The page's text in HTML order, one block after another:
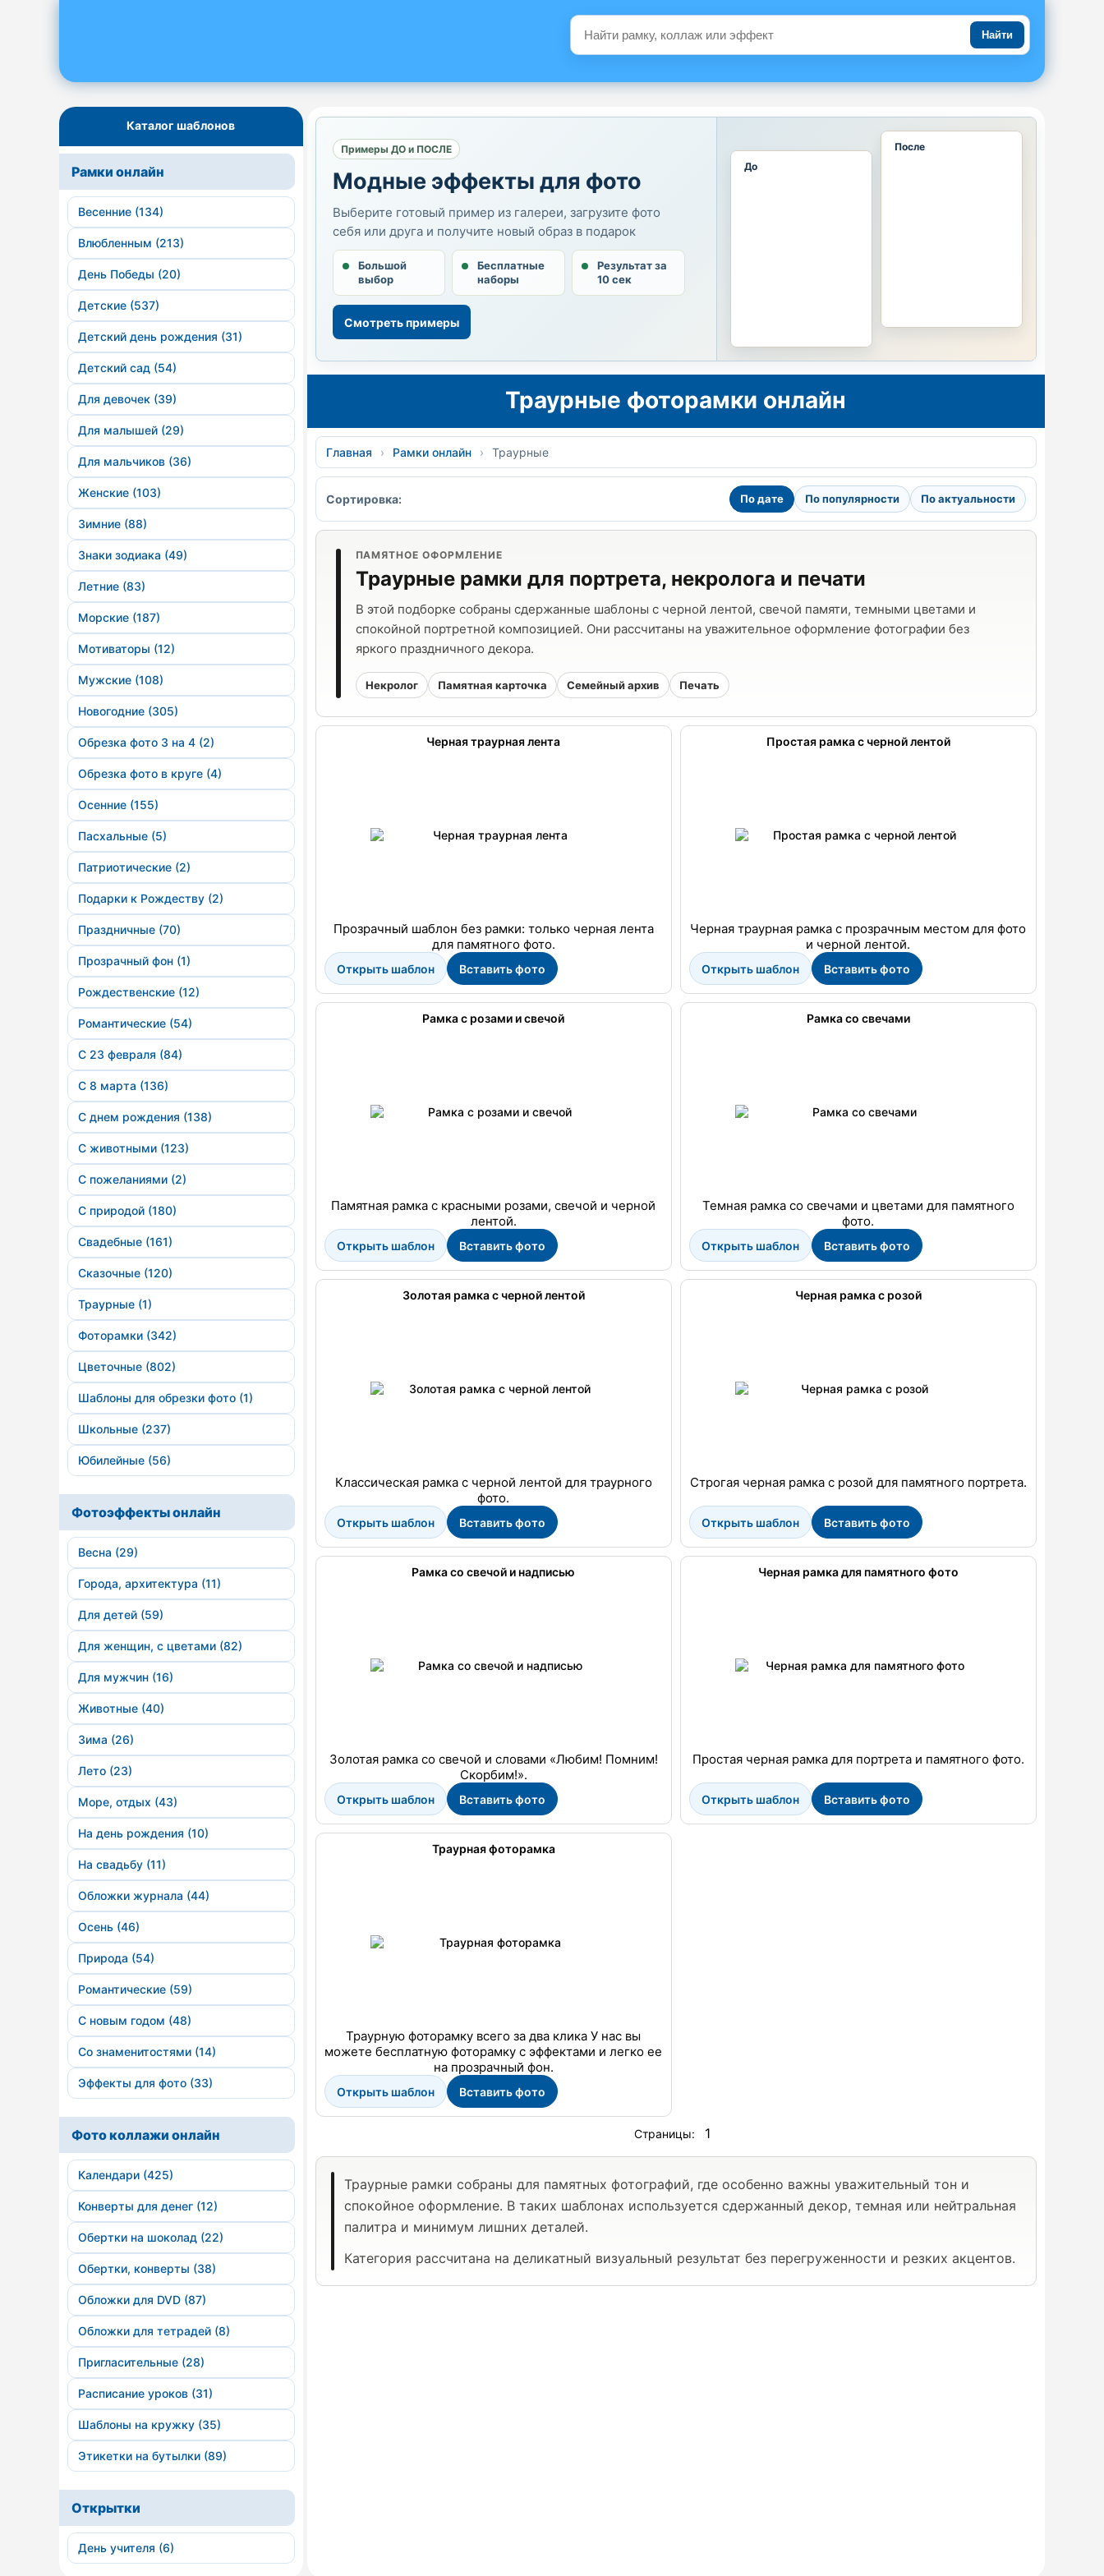
Найти
Каталог шаблонов
Рамки онлайн
Весенние (134)
Влюбленным (213)
День Победы (20)
Детские (537)
Детский день рождения (31)
Детский сад (54)
Для девочек (39)
Для малышей (29)
Для мальчиков (36)
Женские (103)
Зимние (88)
Знаки зодиака (49)
Летние (83)
Морские (187)
Мотиваторы (12)
Мужские (108)
Новогодние (305)
Обрезка фото 3 на 4 (2)
Обрезка фото в круге (4)
Осенние (155)
Пасхальные (5)
Патриотические (2)
Подарки к Рождеству (2)
Праздничные (70)
Прозрачный фон (1)
Рождественские (12)
Романтические (54)
С 23 февраля (84)
С 8 марта (136)
С днем рождения (138)
С животными (123)
С пожеланиями (2)
С природой (180)
Свадебные (161)
Сказочные (120)
Траурные (1)
Фоторамки (342)
Цветочные (802)
Шаблоны для обрезки фото (1)
Школьные (237)
Юбилейные (56)
Фотоэффекты онлайн
Весна (29)
Города, архитектура (11)
Для детей (59)
Для женщин, с цветами (82)
Для мужчин (16)
Животные (40)
Зима (26)
Лето (23)
Море, отдых (43)
На день рождения (10)
На свадьбу (11)
Обложки журнала (44)
Осень (46)
Природа (54)
Романтические (59)
С новым годом (48)
Со знаменитостями (14)
Эффекты для фото (33)
Фото коллажи онлайн
Календари (425)
Конверты для денег (12)
Обертки на шоколад (22)
Обертки, конверты (38)
Обложки для DVD (87)
Обложки для тетрадей (8)
Пригласительные (28)
Расписание уроков (31)
Шаблоны на кружку (35)
Этикетки на бутылки (89)
Открытки
День учителя (6)
Примеры ДО и ПОСЛЕ
Модные эффекты для фото
Выберите готовый пример из галереи, загрузите фото
себя или друга и получите новый образ в подарок
Большой
выбор
Бесплатные
наборы
Результат за
10 сек
Смотреть примеры
До
После
Траурные фоторамки онлайн
Главная › Рамки онлайн › Траурные
Сортировка: По дате По популярности По актуальности
ПАМЯТНОЕ ОФОРМЛЕНИЕ
Траурные рамки для портрета, некролога и печати
В этой подборке собраны сдержанные шаблоны с черной лентой, свечой памяти, темными цветами и
спокойной портретной композицией. Они рассчитаны на уважительное оформление фотографии без
яркого праздничного декора.
Некролог Памятная карточка Семейный архив Печать
Черная траурная лента
Прозрачный шаблон без рамки: только черная лента
для памятного фото.
Открыть шаблон Вставить фото
Простая рамка с черной лентой
Черная траурная рамка с прозрачным местом для фото
и черной лентой.
Открыть шаблон Вставить фото
Рамка с розами и свечой
Памятная рамка с красными розами, свечой и черной
лентой.
Открыть шаблон Вставить фото
Рамка со свечами
Темная рамка со свечами и цветами для памятного
фото.
Открыть шаблон Вставить фото
Золотая рамка с черной лентой
Классическая рамка с черной лентой для траурного
фото.
Открыть шаблон Вставить фото
Черная рамка с розой
Строгая черная рамка с розой для памятного портрета.
Открыть шаблон Вставить фото
Рамка со свечой и надписью
Золотая рамка со свечой и словами «Любим! Помним!
Скорбим!».
Открыть шаблон Вставить фото
Черная рамка для памятного фото
Простая черная рамка для портрета и памятного фото.
Открыть шаблон Вставить фото
Траурная фоторамка
Траурную фоторамку всего за два клика У нас вы
можете бесплатную фоторамку с эффектами и легко ее
на прозрачный фон.
Открыть шаблон Вставить фото
Страницы: 1
Траурные рамки собраны для памятных фотографий, где особенно важны уважительный тон и
спокойное оформление. В таких шаблонах используется сдержанный декор, темная или нейтральная
палитра и минимум лишних деталей.
Категория рассчитана на деликатный визуальный результат без перегруженности и резких акцентов.